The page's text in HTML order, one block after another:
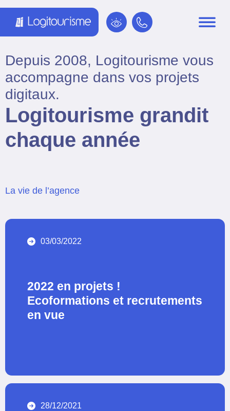
Depuis 2008, Logitourisme vous
accompagne dans vos projets
digitaux.
Logitourisme grandit
chaque année
La vie de l’agence
03/03/2022
2022 en projets !
Ecoformations et recrutements
en vue
28/12/2021